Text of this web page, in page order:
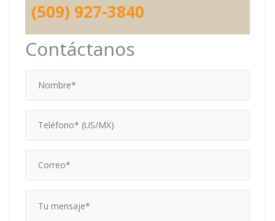
(509) 927-3840
Contáctanos